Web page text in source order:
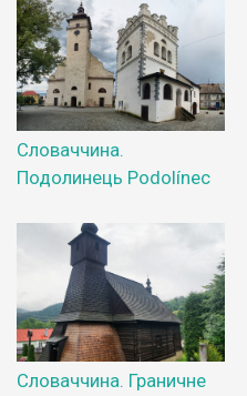
Словаччина.
Подолинець Podolínec
Словаччина. Граничне